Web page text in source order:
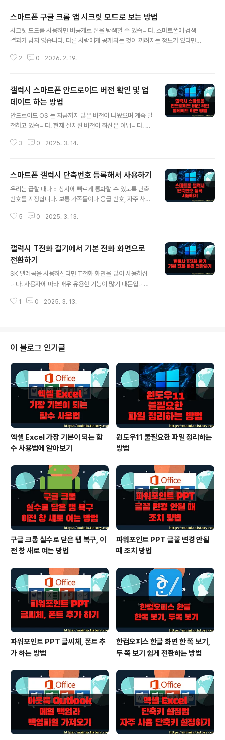
스마트폰 구글 크롬 앱 시크릿 모드로 보는 방법
시크릿 모드를 사용하면 비공개로 웹을 탐색할 수 있습니다. 스마트폰에 검색
결과가 남지 않습니다. 다른 사람에게 공개되는 것이 꺼려지는 정보가 있다면
에 저장되지만 시크릿 모두가 종료하면 삭제됩니다. 단, 다른 크롬 브라우저에
른쪽 상단에 있는 더보기 메뉴를 클릭합니다. 그리고 메뉴 목록에 있는 새 시크
릿 탭 메뉴를 선택합니다. ▼ 시크릿 모드로 설정이 바뀌면 크롬 브라우저의 창
색이 검은색으로 바뀝니다. 그리고 상태창에 시크릿 모드를 나타내는 탐정같이
생긴 안경과 모자를 쓴..
2 0 2026. 2. 19.
갤럭시 스마트폰 안드로이드 버전 확인 및 업
데이트 하는 방법
안드로이드 OS 는 지금까지 많은 버전이 나왔으며 계속 발
전하고 있습니다. 현재 설치된 버전이 최신은 아닙니다. 계
다양한 서비스를 고객들에게 제공하기 위해서 업데이트를
것이 좋습니다. 자신이 가지고 있는 스마트폰이 현재 최신
인지 알아보고 수동 방법과 어떤 기능이 패치가 되었는지
확인하는 방법을 알아보겠습니다. ▼ 스마트폰에서 설정
정보를 찾습니다. 이곳에는 휴대전화 상태, 법률, 소프트웨
3 0 2025. 3. 14.
스마트폰 갤럭시 단축번호 등록해서 사용하기
우리는 급할 때나 비상시에 빠르게 통화할 수 있도록 단축
번호를 지정합니다. 보통 가족들이나 응급 번호, 자주 사용
모님께 스마트폰을 사 드릴 때 비상 발생시 바로 연락할 수
할 수 있습니다. 첫 번째 번호가 00 이며 마지막이 999 입
니다. ▼ 삼성 전화 키패드를 띄웁니다. 전화 앱을 실행하
면 화면 하단에 키패드 탭이 있습니다. ▼ 키패드 오른쪽
상단에 더보기를 클릭하면 단축번호 메뉴가 나타납니
시작합니다. 단축번호를 지정했다면 오른쪽으로 가서 전화
5 0 2025. 3. 13.
갤럭시 T전화 걸기에서 기본 전화 화면으로
전환하기
SK 텔레콤을 사용하신다면 T전화 화면을 많이 사용하십
니다. 사용자에 따라 매우 유용한 기능이 많기 때문입니다.
전화 화면으로 바꿔서 사용하고 있습니다. ▼ SK 텔레콤
다. ▼ 기본 화면으로 전환하기 위해서 설정 화면으로 이
동합니다. 설정 > 애플리케이션 메뉴를 선택합니다. ▼ 애
플리케이션 화면에서 상단 기본 앱 선택 > 전화 앱 을 차례
대로 선택합니다. ▼ 기본 휴대전화 앱에는 두 가지 선택
옵션이 있습니다. T전화에서 시스템 기본값 전화로 설정을
변경합니다. ▼ 안드..
1 0 2025. 3. 13.
이 블로그 인기글
엑셀 Excel 가장 기본이 되는 함
수 사용법에 알아보기
윈도우11 불필요한 파일 정리하는
방법
구글 크롬 실수로 닫은 탭 복구, 이
전 창 새로 여는 방법
파워포인트 PPT 글꼴 변경 안될
때 조치 방법
파워포인트 PPT 글씨체, 폰트 추
가 하는 방법
한컴오피스 한글 화면 한 쪽 보기,
두 쪽 보기 쉽게 전환하는 방법